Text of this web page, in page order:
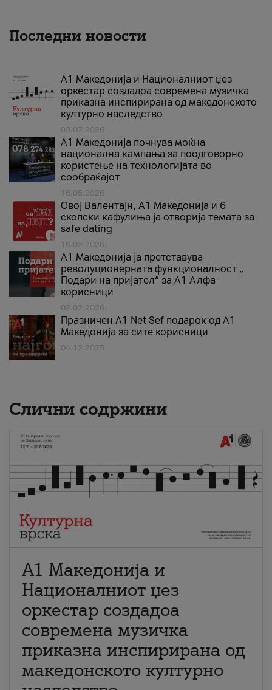
Последни новости
А1 Македонија и Националниот џез
оркестар создадоа современа музичка
приказна инспирирана од македонското
културно наследство
03.07.2026
A1 Македонија почнува моќна
национална кампања за поодговорно
користење на технологијата во
сообраќајот
18.05.2026
Овој Валентајн, A1 Македонија и 6
скопски кафулиња ја отворија темата за
safe dating
16.02.2026
А1 Македонија ја претставува
револуционерната функционалност „
Подари на пријател“ за А1 Алфа
корисници
02.02.2026
Празничен A1 Net Sеf подарок од А1
Македонија за сите корисници
04.12.2025
Слични содржини
А1 Македонија и
Националниот џез
оркестар создадоа
современа музичка
приказна инспирирана од
македонското културно